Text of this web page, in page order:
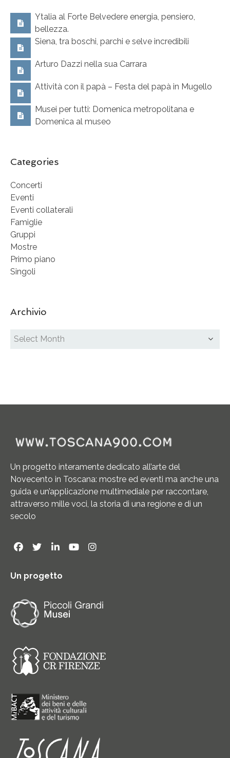
Ytalia al Forte Belvedere energia, pensiero,
bellezza.
Siena, tra boschi, parchi e selve incredibili
Arturo Dazzi nella sua Carrara
Attività con il papà – Festa del papà in Mugello
Musei per tutti: Domenica metropolitana e
Domenica al museo
Categories
Concerti
Eventi
Eventi collaterali
Famiglie
Gruppi
Mostre
Primo piano
Singoli
Archivio
Un progetto interamente dedicato all’arte del
Novecento in Toscana: mostre ed eventi ma anche una
guida e un’applicazione multimediale per raccontare,
attraverso mille voci, la storia di una regione e di un
secolo
Un progetto